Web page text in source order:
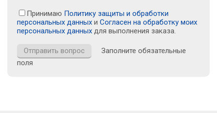
Принимаю Политику защиты и обработки
персональных данных и Согласен на обработку моих
персональных данных для выполнения заказа.
Заполните обязательные
поля